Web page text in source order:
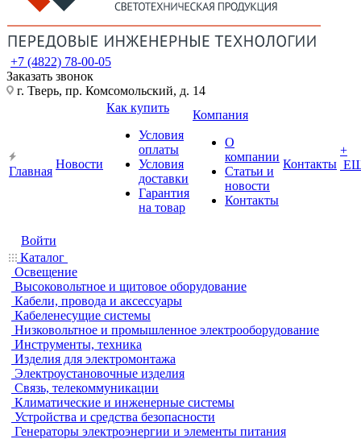
+7 (4822) 78-00-05
Заказать звонок
г. Тверь, пр. Комсомольский, д. 14
Главная
Новости
Как купить
Условия
оплаты
Условия
доставки
Гарантия
на товар
Компания
О
компании
Статьи и
новости
Контакты
Контакты
+
Войти
Каталог
Освещение
Высоковольтное и щитовое оборудование
Кабели, провода и аксессуары
Кабеленесущие системы
Низковольтное и промышленное электрооборудование
Инструменты, техника
Изделия для электромонтажа
Электроустановочные изделия
Связь, телекоммуникации
Климатические и инженерные системы
Устройства и средства безопасности
Генераторы электроэнергии и элементы питания